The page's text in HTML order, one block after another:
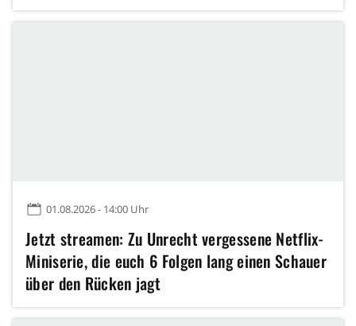
01.08.2026 - 14:00 Uhr
Jetzt streamen: Zu Unrecht vergessene Netflix-
Miniserie, die euch 6 Folgen lang einen Schauer
über den Rücken jagt